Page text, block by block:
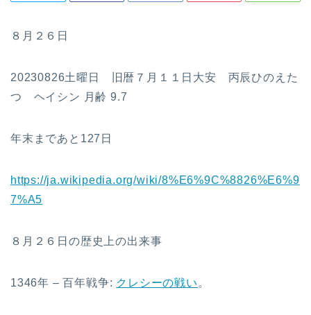
８月２６日
20230826土曜日 旧暦７月１１日大安 丙辰ひのえた
つ ヘイシン 月齢 9.7
年末まであと127日
https://ja.wikipedia.org/wiki/8%E6%9C%8826%E6%9
7%A5
８月２６日の歴史上の出来事
1346年 – 百年戦争: クレシーの戦い。